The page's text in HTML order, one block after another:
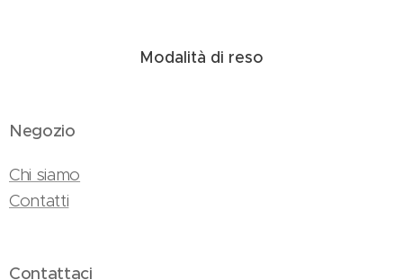
Modalità di reso
Negozio
Chi siamo
Contatti
Contattaci